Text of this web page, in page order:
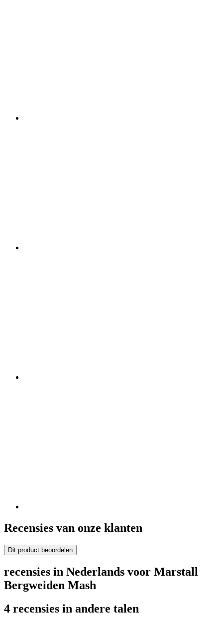
Recensies van onze klanten
Dit product beoordelen
recensies in Nederlands voor Marstall
Bergweiden Mash
4 recensies in andere talen